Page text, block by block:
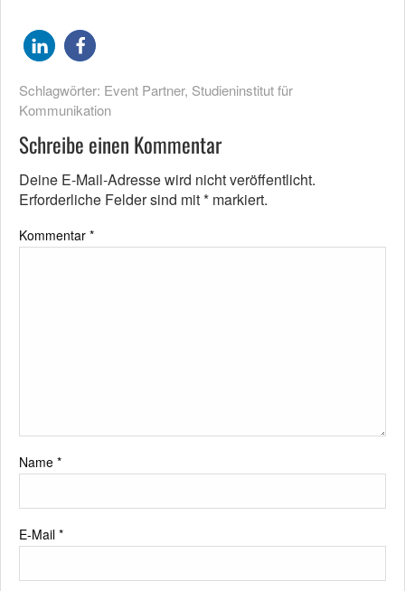
Schlagwörter: Event Partner, Studieninstitut für
Kommunikation
Schreibe einen Kommentar
Deine E-Mail-Adresse wird nicht veröffentlicht.
Erforderliche Felder sind mit* markiert.
Kommentar *
Name *
E-Mail *